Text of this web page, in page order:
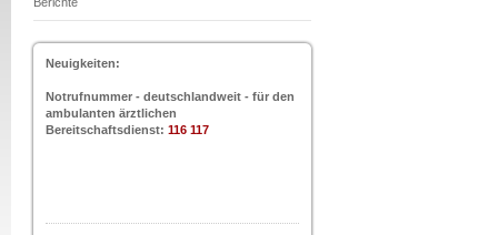
Neuigkeiten:
Notrufnummer - deutschlandweit - für den
ambulanten ärztlichen
Bereitschaftsdienst: 116 117